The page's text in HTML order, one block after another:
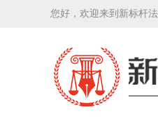
您好，欢迎来到新标杆